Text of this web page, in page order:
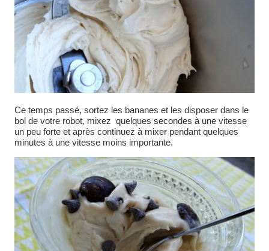
Ce temps passé, sortez les bananes et les disposer dans le
bol de votre robot, mixez quelques secondes à une vitesse
un peu forte et après continuez à mixer pendant quelques
minutes à une vitesse moins importante.